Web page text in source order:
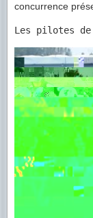
concurrence
Les pilotes